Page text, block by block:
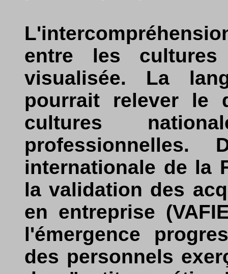
entre les cultures
visualisée. La
pourrait relever le
cultures
professionnelles.
internationale de la
la validation des
en entreprise
l'émergence
des personnels